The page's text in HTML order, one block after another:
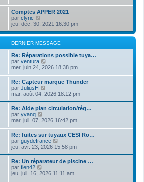
g
e
m
e
s
s
a
g
n
i
r
m
e
s
s
a
e
e
d
e
r
n
i
e
r
m
s
s
a
e
Comptes APPER 2021
par clyric
o
r
l
d
e
r
n
i
e
r
m
e
s
s
a
jeu. déc. 30, 2021 16:30 pm
DERNIER MESSAGE
Re: Réparations possible tuya…
par ventura
o
l
e
d
e
r
i
e
r
m
e
s
s
a
e
mer. juin 24, 2026 18:38 pm
Re: Capteur marque Thunder
par JuliusH
o
l
e
d
e
r
n
i
e
r
m
e
s
mar. août 04, 2026 18:12 pm
Re: Aide plan circulation/rég…
par yvanq
o
l
e
d
e
r
i
mar. juil. 07, 2026 16:42 pm
Re: fuites sur tuyaux CESI Ro…
par guydefrance
o
l
e
d
jeu. avr. 23, 2026 15:58 pm
Re: Un réparateur de piscine …
par flen42
o
jeu. juil. 16, 2026 11:11 am